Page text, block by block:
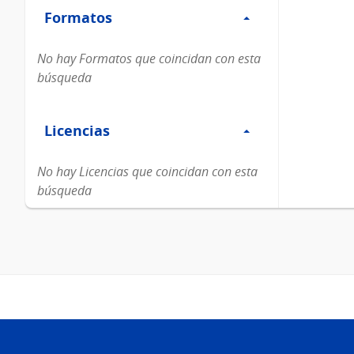
Formatos
Formatos
No hay Formatos que coincidan con esta
búsqueda
Licencias
Licencias
No hay Licencias que coincidan con esta
búsqueda